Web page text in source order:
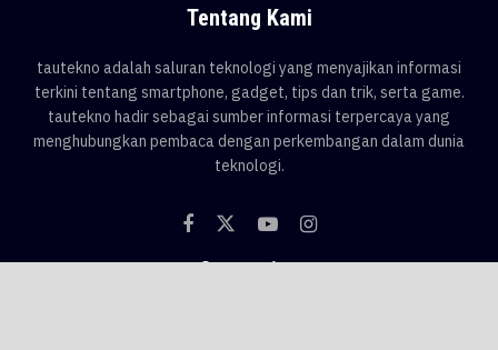
Tentang Kami
tautekno adalah saluran teknologi yang menyajikan informasi
terkini tentang smartphone, gadget, tips dan trik, serta game.
tautekno hadir sebagai sumber informasi terpercaya yang
menghubungkan pembaca dengan perkembangan dalam dunia
teknologi.
Categories